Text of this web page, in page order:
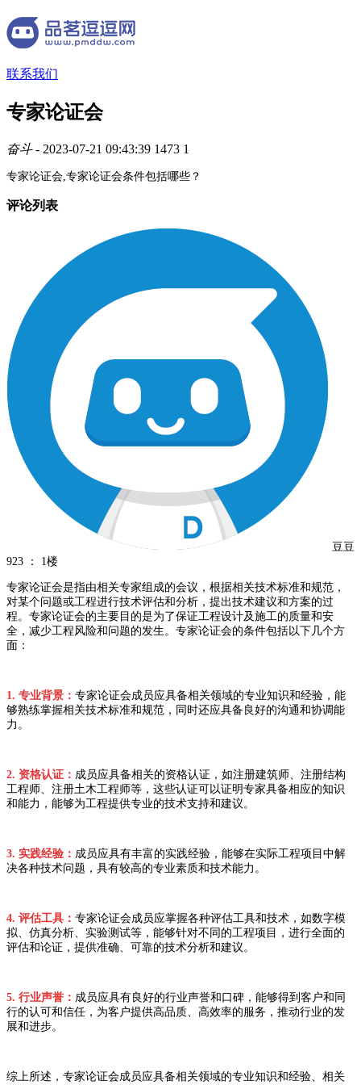
联系我们
专家论证会
奋斗- 2023-07-21 09:43:39 1473 1
专家论证会,专家论证会条件包括哪些？
评论列表
豆豆
923
： 1楼
专家论证会是指由相关专家组成的会议，根据相关技术标准和规范，
对某个问题或工程进行技术评估和分析，提出技术建议和方案的过
程。专家论证会的主要目的是为了保证工程设计及施工的质量和安
全，减少工程风险和问题的发生。专家论证会的条件包括以下几个方
面：
1. 专业背景： 专家论证会成员应具备相关领域的专业知识和经验，能
够熟练掌握相关技术标准和规范，同时还应具备良好的沟通和协调能
力。
2. 资格认证： 成员应具备相关的资格认证，如注册建筑师、注册结构
工程师、注册土木工程师等，这些认证可以证明专家具备相应的知识
和能力，能够为工程提供专业的技术支持和建议。
3. 实践经验： 成员应具有丰富的实践经验，能够在实际工程项目中解
决各种技术问题，具有较高的专业素质和技术能力。
4. 评估工具： 专家论证会成员应掌握各种评估工具和技术，如数字模
拟、仿真分析、实验测试等，能够针对不同的工程项目，进行全面的
评估和论证，提供准确、可靠的技术分析和建议。
5. 行业声誉： 成员应具有良好的行业声誉和口碑，能够得到客户和同
行的认可和信任，为客户提供高品质、高效率的服务，推动行业的发
展和进步。
综上所述，专家论证会成员应具备相关领域的专业知识和经验、相关